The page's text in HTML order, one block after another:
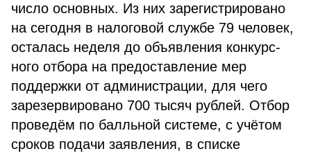
число основных. Из них зарегистрировано
на сегодня в налоговой службе 79 человек,
оста­лась неделя до объявления конкурс­
ного отбора на предоставление мер
поддержки от администрации, для чего
зарезервировано 700 тысяч ру­блей. Отбор
проведём по балльной системе, с учётом
сроков подачи заявления, в списке